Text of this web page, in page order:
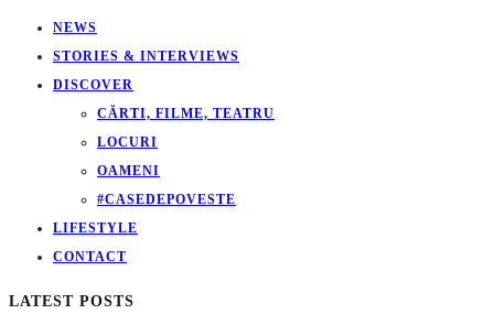
NEWS
STORIES & INTERVIEWS
DISCOVER
CĂRTI, FILME, TEATRU
LOCURI
OAMENI
#CASEDEPOVESTE
LIFESTYLE
CONTACT
LATEST POSTS